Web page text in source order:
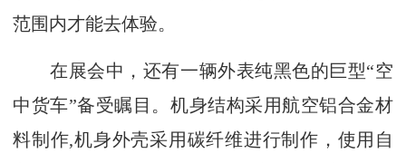
范围内才能去体验。
在展会中，还有一辆外表纯黑色的巨型“空
中货车”备受瞩目。机身结构采用航空铝合金材
料制作,机身外壳采用碳纤维进行制作，使用自